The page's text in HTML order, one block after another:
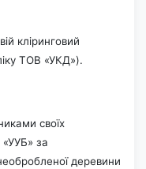
кліринговий
ТОВ «УКД»).
своїх
за
деревини